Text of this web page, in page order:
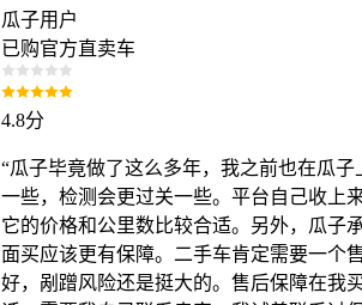
瓜子用户
已购官方直卖车
4.8分
“瓜子毕竟做了这么多年，我之前也在瓜
一些，检测会更过关一些。平台自己收上
它的价格和公里数比较合适。另外，瓜子
面买应该更有保障。二手车肯定需要一个
好，剐蹭风险还是挺大的。售后保障在我